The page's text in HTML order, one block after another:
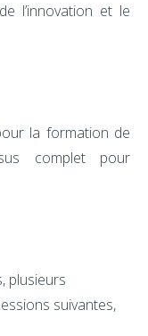
l’innovation et le
la formation de
complet pour
plusieurs
suivantes,